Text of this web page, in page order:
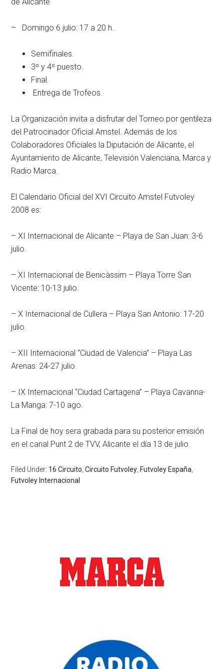
– Domingo 6 julio: 17 a 20 h.
Semifinales.
3º y 4º puesto.
Final.
Entrega de Trofeos.
La Organización invita a disfrutar del Torneo por gentileza
del Patrocinador Oficial Amstel. Además de los
Colaboradores Oficiales la Diputación de Alicante, el
Ayuntamiento de Alicante, Televisión Valenciana, Marca y
Radio Marca.
El Calendario Oficial del XVI Circuito Amstel Futvoley
2008 es:
– XI Internacional de Alicante – Playa de San Juan: 3-6
julio.
– XI Internacional de Benicàssim – Playa Torre San
Vicente: 10-13 julio.
– X Internacional de Cullera – Playa San Antonio: 17-20
julio.
– XII Internacional “Ciudad de Valencia” – Playa Las
Arenas: 24-27 julio.
– IX Internacional “Ciudad Cartagena” – Playa Cavanna-
La Manga: 7-10 ago.
La Final de hoy sera grabada para su posterior emisión
en el canal Punt 2 de TVV, Alicante el día 13 de julio.
Filed Under: 16 Circuito ,Circuito Futvoley Futvoley España
Futvoley Internacional